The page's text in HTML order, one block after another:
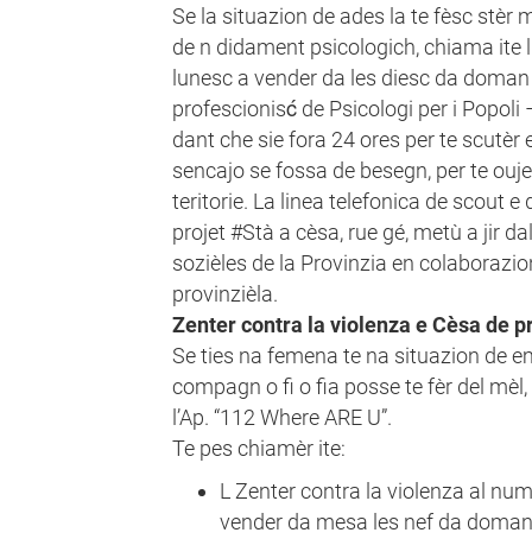
Se la situazion de ades la te fèsc stèr
de n didament psicologich, chiama ite
lunesc a vender da les diesc da
profescionisć de Psicologi per i Popoli
dant che sie fora 24 ores per te scutèr
sencajo se fossa de besegn, per te
teritorie. La linea telefonica de scout e
projet #Stà a cèsa, rue gé, metù a jir
sozièles de la Provinzia en
provinzièla.
Zenter contra la violenza e Cèsa de
Se ties na femena te na situazion de
compagn o fi o fia posse te fèr del
l’Ap. “112 Where ARE U”.
Te pes chiamèr ite:
L Zenter contra la violenza al
vender da mesa les nef da